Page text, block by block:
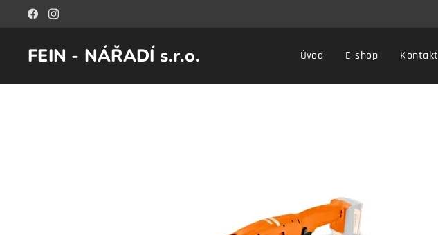
FEIN - NÁŘADÍ s.r.o. Úvod E-shop Kontakt